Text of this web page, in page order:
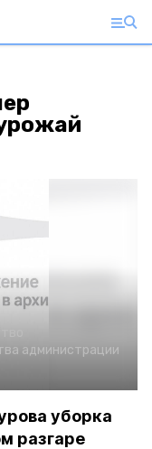
администрации
уборка
разгаре